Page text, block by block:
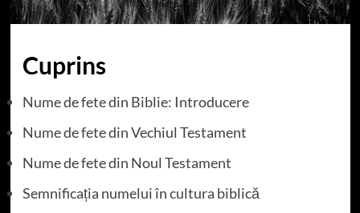
Cuprins
Nume de fete din Biblie: Introducere
Nume de fete din Vechiul Testament
Nume de fete din Noul Testament
Semnificația numelui în cultura biblică